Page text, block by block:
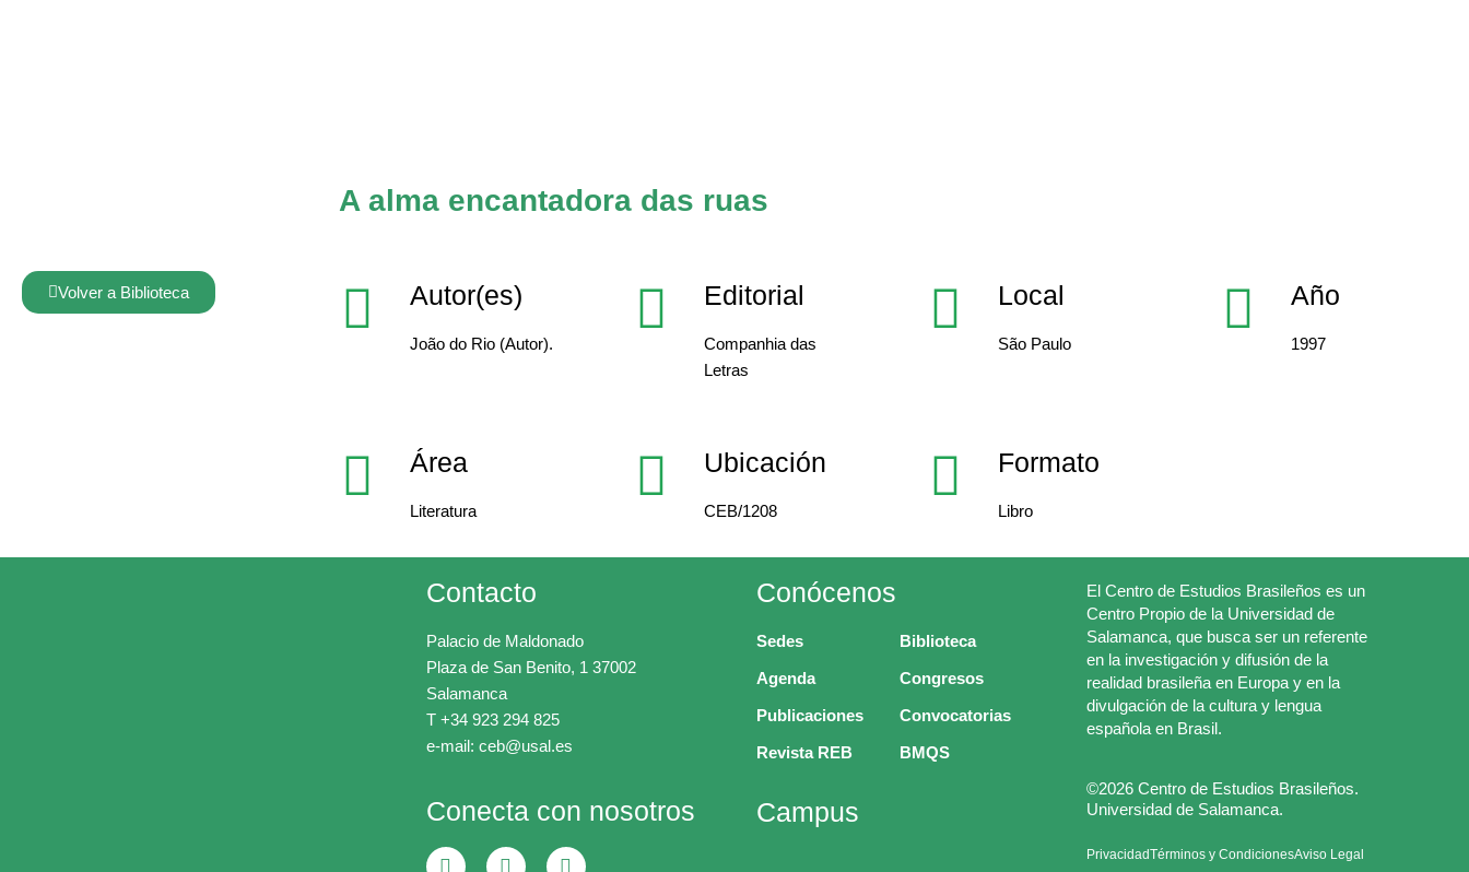
A alma encantadora das ruas
Volver a Biblioteca Autor(es)
João do Rio (Autor).
Editorial
Companhia das
Letras
Local
São Paulo
Año
1997
Área
Literatura
Ubicación
CEB/1208
Formato
Libro
Contacto
Palacio de Maldonado
Plaza de San Benito, 1 37002
Salamanca
T +34 923 294 825
e-mail: ceb@usal.es
Conecta con nosotros
Conócenos
Sedes
Agenda
Publicaciones
Revista REB
Biblioteca
Congresos
Convocatorias
BMQS
Campus
El Centro de Estudios Brasileños es un
Centro Propio de la Universidad de
Salamanca, que busca ser un referente
en la investigación y difusión de la
realidad brasileña en Europa y en la
divulgación de la cultura y lengua
española en Brasil.
©2026 Centro de Estudios Brasileños.
Universidad de Salamanca.
PrivacidadTérminos y CondicionesAviso Legal